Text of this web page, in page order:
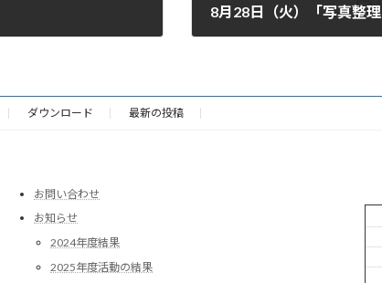
8月28日（火）「写真整
ダウンロード 最新の投稿
お問い合わせ
お知らせ
2024年度結果
2025年度活動の結果